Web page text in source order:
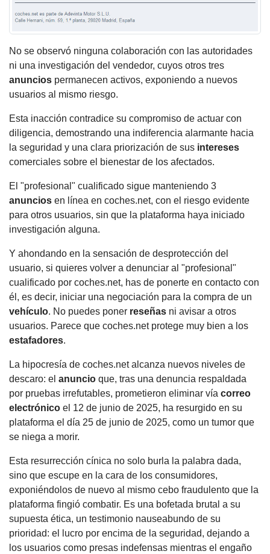
No se observó ninguna colaboración con las autoridades
ni una investigación del vendedor, cuyos otros tres
anuncios permanecen activos, exponiendo a nuevos
usuarios al mismo riesgo.
Esta inacción contradice su compromiso de actuar con
diligencia, demostrando una indiferencia alarmante hacia
la seguridad y una clara priorización de sus intereses
comerciales sobre el bienestar de los afectados.
El "profesional" cualificado sigue manteniendo 3
anuncios en línea en coches.net, con el riesgo evidente
para otros usuarios, sin que la plataforma haya iniciado
investigación alguna.
Y ahondando en la sensación de desprotección del
usuario, si quieres volver a denunciar al "profesional"
cualificado por coches.net, has de ponerte en contacto con
él, es decir, iniciar una negociación para la compra de un
vehículo. No puedes poner reseñas ni avisar a otros
usuarios. Parece que coches.net protege muy bien a los
estafadores.
La hipocresía de coches.net alcanza nuevos niveles de
descaro: el anuncio que, tras una denuncia respaldada
por pruebas irrefutables, prometieron eliminar vía correo
electrónico el 12 de junio de 2025, ha resurgido en su
plataforma el día 25 de junio de 2025, como un tumor que
se niega a morir.
Esta resurrección cínica no solo burla la palabra dada,
sino que escupe en la cara de los consumidores,
exponiéndolos de nuevo al mismo cebo fraudulento que la
plataforma fingió combatir. Es una bofetada brutal a su
supuesta ética, un testimonio nauseabundo de su
prioridad: el lucro por encima de la seguridad, dejando a
los usuarios como presas indefensas mientras el engaño